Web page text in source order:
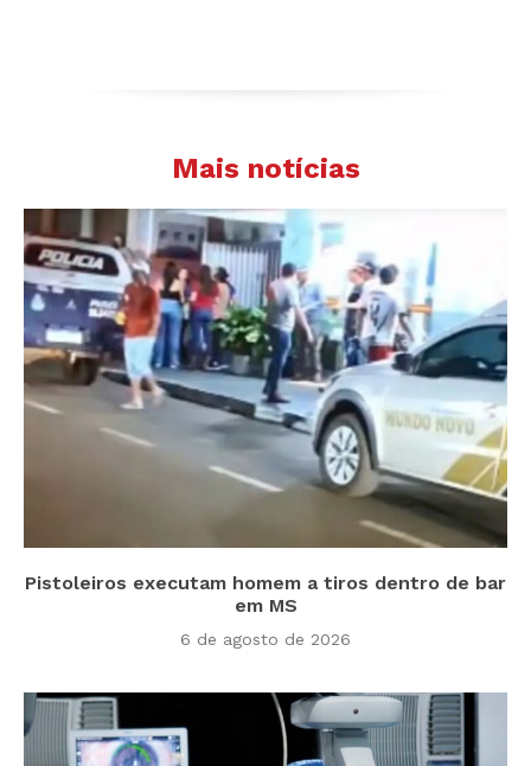
Mais notícias
Pistoleiros executam homem a tiros dentro de bar
em MS
6 de agosto de 2026